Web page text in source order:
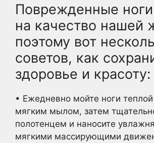
Поврежденные
на качество нашей
поэтому вот
советов, как
здоровье и красоту:
• Ежедневно мойте ноги
мягким мылом, затем
полотенцем и наносите
мягкими массирующими